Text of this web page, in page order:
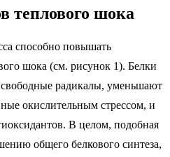
теплового шока
способно повышать
шока (см. рисунок 1). Белки
радикалы, уменьшают
окислительным стрессом, и
В целом, подобная
общего белкового синтеза,